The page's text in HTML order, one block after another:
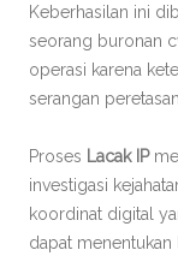
Keberhasilan ini
seorang buronan
operasi karena
serangan
Proses Lacak IP
investigasi
koordinat digital
dapat